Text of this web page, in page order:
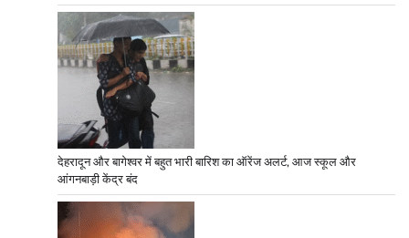
देहरादून और बागेश्वर में बहुत भारी बारिश का ऑरेंज अलर्ट, आज स्कूल और
आंगनबाड़ी केंद्र बंद